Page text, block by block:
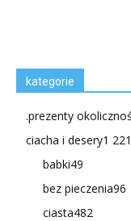
kategorie
.prezenty
ciacha i desery1 221
babki49
bez pieczenia96
ciasta482